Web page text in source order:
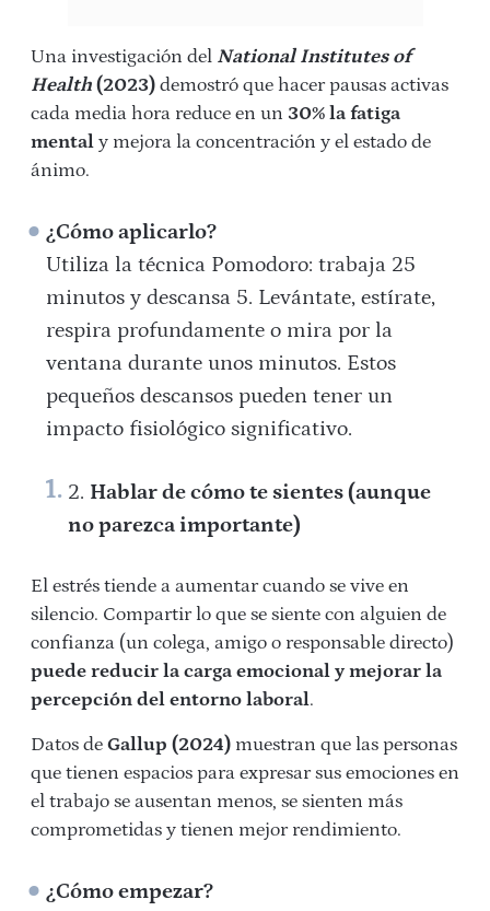
Una investigación del National Institutes of
Health (2023) demostró que hacer pausas activas
cada media hora reduce en un 30% la fatiga
mental y mejora la concentración y el estado de
ánimo.
¿Cómo aplicarlo?
Utiliza la técnica Pomodoro: trabaja 25
minutos y descansa 5. Levántate, estírate,
respira profundamente o mira por la
ventana durante unos minutos. Estos
pequeños descansos pueden tener un
impacto fisiológico significativo.
Hablar de cómo te sientes (aunque
no parezca importante)
El estrés tiende a aumentar cuando se vive en
silencio. Compartir lo que se siente con alguien de
confianza (un colega, amigo o responsable directo)
puede reducir la carga emocional y mejorar la
percepción del entorno laboral.
Datos de Gallup (2024) muestran que las personas
que tienen espacios para expresar sus emociones en
el trabajo se ausentan menos, se sienten más
comprometidas y tienen mejor rendimiento.
¿Cómo empezar?